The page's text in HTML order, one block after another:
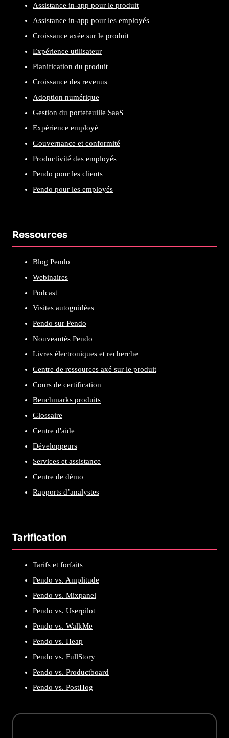
Assistance in-app pour le produit
Assistance in-app pour les employés
Croissance axée sur le produit
Expérience utilisateur
Planification du produit
Croissance des revenus
Adoption numérique
Gestion du portefeuille SaaS
Expérience employé
Gouvernance et conformité
Productivité des employés
Pendo pour les clients
Pendo pour les employés
Ressources
Blog Pendo
Webinaires
Podcast
Visites autoguidées
Pendo sur Pendo
Nouveautés Pendo
Livres électroniques et recherche
Centre de ressources axé sur le produit
Cours de certification
Benchmarks produits
Glossaire
Centre d'aide
Développeurs
Services et assistance
Centre de démo
Rapports d’analystes
Tarification
Tarifs et forfaits
Pendo vs. Amplitude
Pendo vs. Mixpanel
Pendo vs. Userpilot
Pendo vs. WalkMe
Pendo vs. Heap
Pendo vs. FullStory
Pendo vs. Productboard
Pendo vs. PostHog